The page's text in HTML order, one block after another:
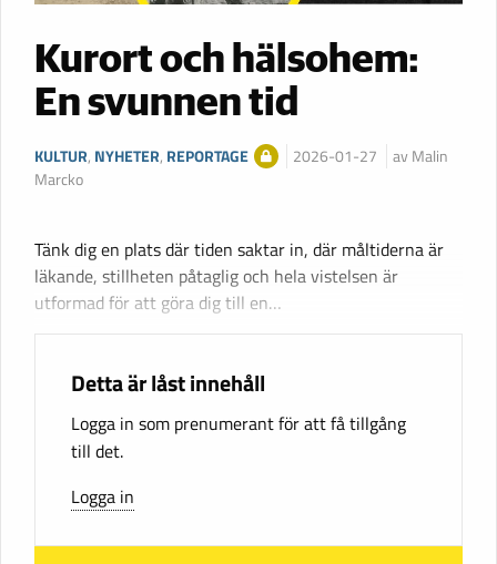
Kurort och hälsohem:
En svunnen tid
KULTUR, NYHETER, REPORTAGE 2026-01-27
av Malin
Marcko
Tänk dig en plats där tiden saktar in, där måltiderna är
läkande, stillheten påtaglig och hela vistelsen är
utformad för att göra dig till en…
Detta är låst innehåll
Logga in som prenumerant för att få tillgång
till det.
Logga in